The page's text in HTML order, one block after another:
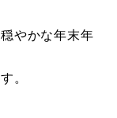
やかな年末年
。